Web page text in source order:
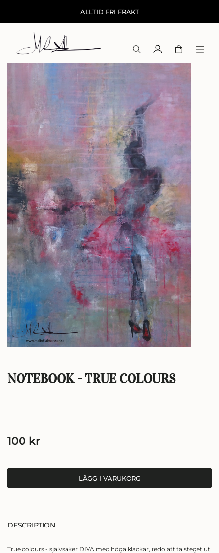
ALLTID FRI FRAKT
NOTEBOOK - TRUE COLOURS
100 kr
LÄGG I VARUKORG
DESCRIPTION
True colours - självsäker DIVA med höga klackar, redo att ta steget ut